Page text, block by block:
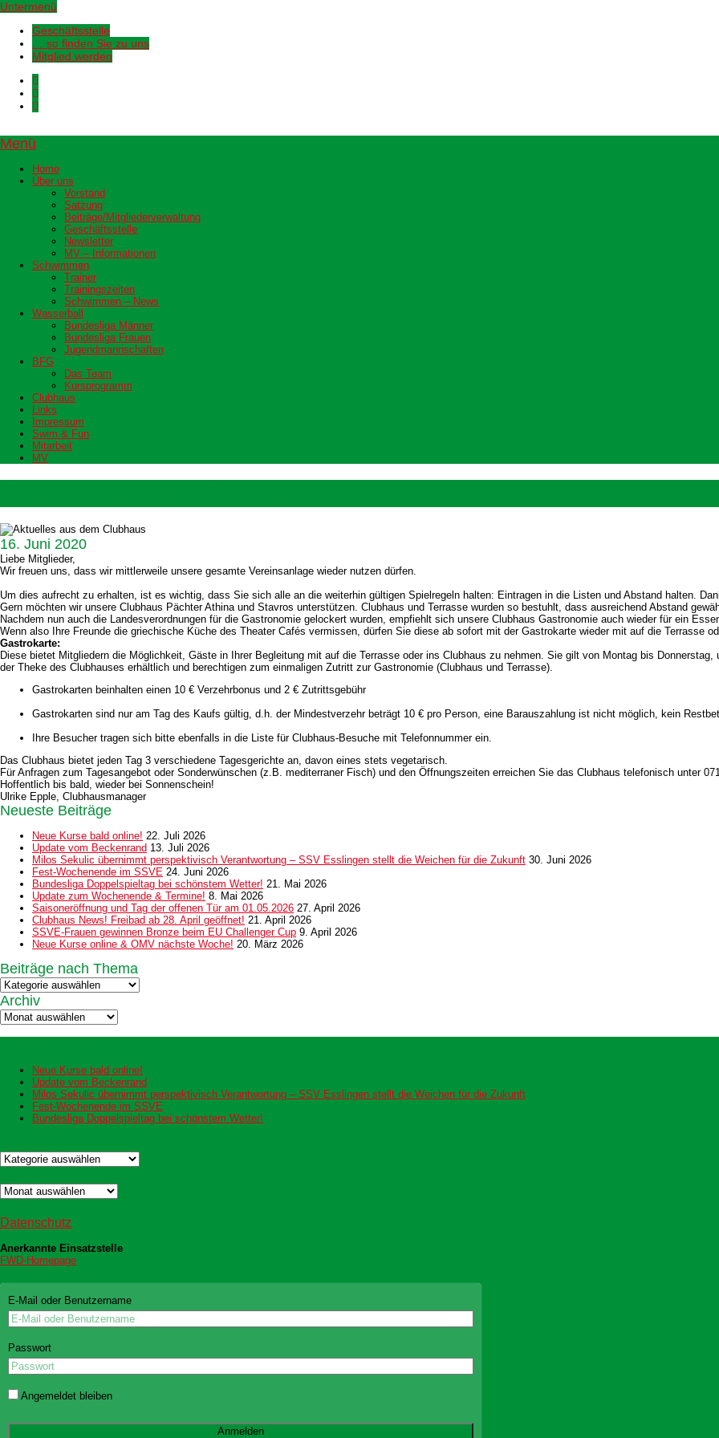
Untermenü
Geschäftsstelle
… so finden Sie zu uns
Mitglied werden
Menü
Home
Über uns
Vorstand
Satzung
Beiträge/Mitgliederverwaltung
Geschäftsstelle
Newsletter
MV – Informationen
Schwimmen
Trainer
Trainingszeiten
Schwimmen – News
Wasserball
Bundesliga Männer
Bundesliga Frauen
Jugendmannschaften
BFG
Das Team
Kursprogramm
Clubhaus
Links
Impressum
Swim & Fun
Mitarbeit
MV
16. Juni 2020
Liebe Mitglieder,
Wir freuen uns, dass wir mittlerweile unsere gesamte Vereinsanlage wieder nutzen dürfen.
Um dies aufrecht zu erhalten, ist es wichtig, dass Sie sich alle an die weiterhin gültigen Spielregeln halten: Eintragen in die Listen und Abstand halten.
Gern möchten wir unsere Clubhaus Pächter Athina und Stavros unterstützen. Clubhaus und Terrasse wurden so bestuhlt, dass ausreichend Abstand
Nachdem nun auch die Landesverordnungen für die Gastronomie gelockert wurden, empfiehlt sich unsere Clubhaus Gastronomie auch wieder für ein
Wenn also Ihre Freunde die griechische Küche des Theater Cafés vermissen, dürfen Sie diese ab sofort mit der Gastrokarte wieder mit auf die Terrasse
Gastrokarte:
Diese bietet Mitgliedern die Möglichkeit, Gäste in Ihrer Begleitung mit auf die Terrasse oder ins Clubhaus zu nehmen. Sie gilt von Montag bis
der Theke des Clubhauses erhältlich und berechtigen zum einmaligen Zutritt zur Gastronomie (Clubhaus und Terrasse).
Gastrokarten beinhalten einen 10 € Verzehrbonus und 2 € Zutrittsgebühr
Gastrokarten sind nur am Tag des Kaufs gültig, d.h. der Mindestverzehr beträgt 10 € pro Person, eine Barauszahlung ist nicht möglich, kein
Ihre Besucher tragen sich bitte ebenfalls in die Liste für Clubhaus-Besuche mit Telefonnummer ein.
Das Clubhaus bietet jeden Tag 3 verschiedene Tagesgerichte an, davon eines stets vegetarisch.
Für Anfragen zum Tagesangebot oder Sonderwünschen (z.B. mediterraner Fisch) und den Öffnungszeiten erreichen Sie das Clubhaus telefonisch unter
Hoffentlich bis bald, wieder bei Sonnenschein!
Ulrike Epple, Clubhausmanager
Neueste Beiträge
Neue Kurse bald online! 22. Juli 2026
Update vom Beckenrand 13. Juli 2026
Milos Sekulic übernimmt perspektivisch Verantwortung – SSV Esslingen stellt die Weichen für die Zukunft 30. Juni 2026
Fest-Wochenende im SSVE 24. Juni 2026
Bundesliga Doppelspieltag bei schönstem Wetter! 21. Mai 2026
Update zum Wochenende & Termine! 8. Mai 2026
Saisoneröffnung und Tag der offenen Tür am 01.05.2026 27. April 2026
Clubhaus News! Freibad ab 28. April geöffnet! 21. April 2026
SSVE-Frauen gewinnen Bronze beim EU Challenger Cup 9. April 2026
Neue Kurse online & OMV nächste Woche! 20. März 2026
Beiträge nach Thema
Beiträge
nach
Thema
Archiv
Archiv
Neue Kurse bald online!
Update vom Beckenrand
Milos Sekulic übernimmt perspektivisch Verantwortung – SSV Esslingen stellt die Weichen für die Zukunft
Fest-Wochenende im SSVE
Bundesliga Doppelspieltag bei schönstem Wetter!
Kategorien
Archiv
Datenschutz
Anerkannte Einsatzstelle
FWD-Homepage
E-Mail oder Benutzername
Passwort
Angemeldet bleiben